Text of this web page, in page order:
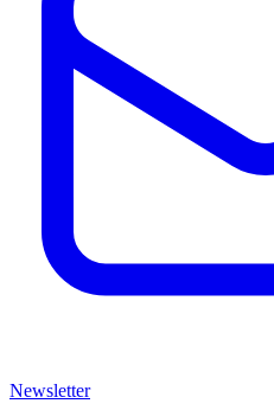
Newsletter